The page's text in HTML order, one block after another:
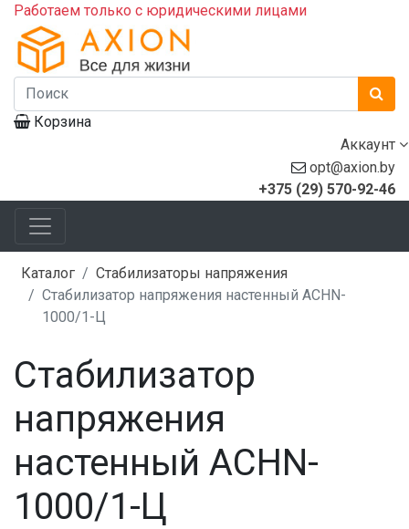
Работаем только с юридическими лицами
Корзина
Аккаунт
opt@axion.by
+375 (29) 570-92-46
Каталог
Стабилизаторы напряжения
Стабилизатор напряжения настенный АСНN-
1000/1-Ц
Стабилизатор
напряжения
настенный АСНN-
1000/1-Ц